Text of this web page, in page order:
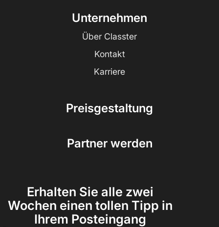
Unternehmen
Über Classter
Kontakt
Karriere
Preisgestaltung
Partner werden
Erhalten Sie alle zwei
Wochen einen tollen Tipp in
Ihrem Posteingang